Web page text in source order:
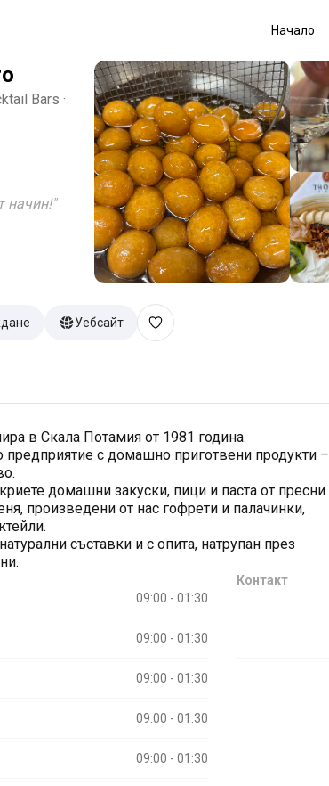
Начало
Bars ·
начин!"
Уебсайт
в Скала Потамия от 1981 година.
предприятие с домашно приготвени продукти –
домашни закуски, пици и паста от пресни
произведени от нас гофрети и палачинки,
съставки и с опита, натрупан през
09:00 - 01:30
09:00 - 01:30
09:00 - 01:30
09:00 - 01:30
09:00 - 01:30
Контакт